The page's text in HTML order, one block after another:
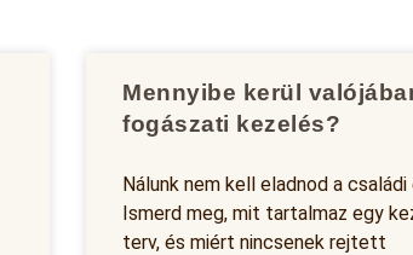
Mennyibe kerül
fogászati kezelés?
Nálunk nem kell eladnod a
Ismerd meg, mit tartalmaz egy
terv, és miért nincsenek rejtett